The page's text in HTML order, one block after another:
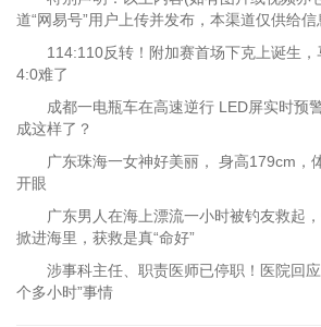
道“网易号”用户上传并发布，本渠道仅供给信
114:110反转！附加赛首场下克上诞生，
4:0难了
成都一电瓶车在高速逆行 LED屏实时预
成这样了？
广东珠海一女神好美丽， 身高179cm，
开眼
广东男人在海上漂流一小时被钓友救起，
掀进海里，获救是真“命好”
涉事科主任、职责医师已停职！医院回应
个多小时”事情